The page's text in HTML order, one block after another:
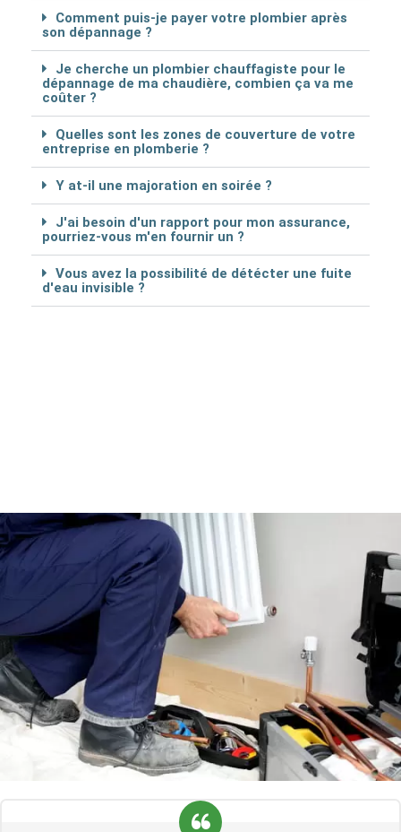
Comment puis-je payer votre plombier après
son dépannage ?
Je cherche un plombier chauffagiste pour le
dépannage de ma chaudière, combien ça va me
coûter ?
Quelles sont les zones de couverture de votre
entreprise en plomberie ?
Y at-il une majoration en soirée ?
J'ai besoin d'un rapport pour mon assurance,
pourriez-vous m'en fournir un ?
Vous avez la possibilité de détécter une fuite
d'eau invisible ?